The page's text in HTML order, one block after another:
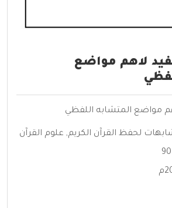
لاهم مواضع
مواضع المتشابه اللفظي
لحفظ القرآن الكريم, علوم القرآن
90